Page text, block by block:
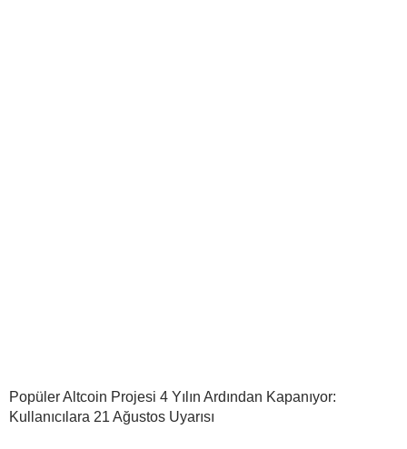
Popüler Altcoin Projesi 4 Yılın Ardından Kapanıyor:
Kullanıcılara 21 Ağustos Uyarısı